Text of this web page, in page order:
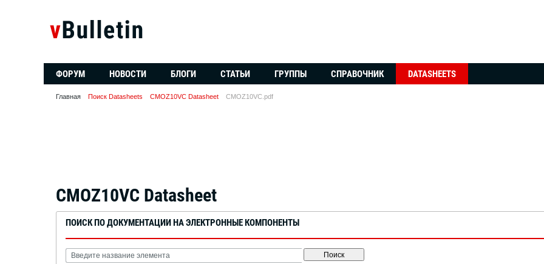
ФОРУМ НОВОСТИ БЛОГИ СТАТЬИ ГРУППЫ СПРАВОЧНИК DATASHEETS
Главная Поиск Datasheets CMOZ10VC Datasheet CMOZ10VC.pdf
CMOZ10VC Datasheet
ПОИСК ПО ДОКУМЕНТАЦИИ НА ЭЛЕКТРОННЫЕ КОМПОНЕНТЫ
Поиск